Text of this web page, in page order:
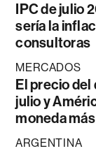
IPC de julio
sería la
consultoras
MERCADOS
El precio del
julio y
moneda
ARGENTINA